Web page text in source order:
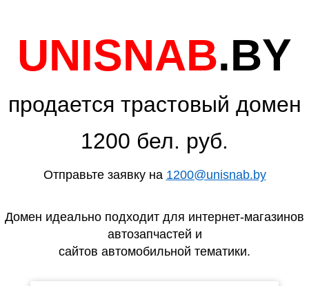
UNISNAB.BY
продается трастовый домен
1200 бел. руб.
Отправьте заявку на 1200@unisnab.by
Домен идеально подходит для интернет-магазинов
автозапчастей и
сайтов автомобильной тематики.